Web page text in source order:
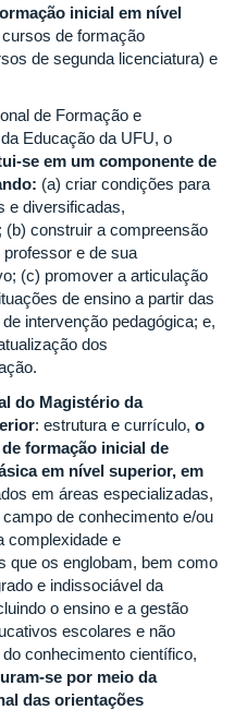
inicial em nível
de formação
de segunda licenciatura) e
de Formação e
Educação da UFU, o
se em um componente de
(a) criar condições para
e diversificadas,
(b) construir a compreensão
e de sua
(c) promover a articulação
de ensino a partir das
intervenção pedagógica; e,
dos
do Magistério da
: estrutura e currículo, o
formação inicial de
em nível superior, em
em áreas especializadas,
de conhecimento e/ou
complexidade e
que os englobam, bem como
e indissociável da
o ensino e a gestão
escolares e não
conhecimento científico,
se por meio da
das orientações